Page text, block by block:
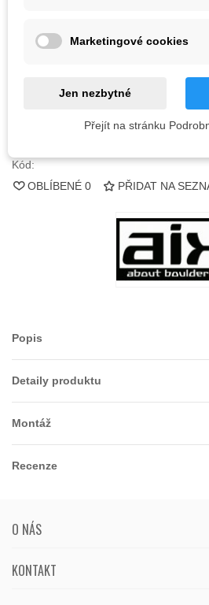
Vyprodáno
Kód:
OBLÍBENÉ 0 PŘIDAT NA
Popis
Detaily produktu
Montáž
Recenze
O NÁS
KONTAKT
Marketingové cookies
Jen nezbytné
Přejít na stránku